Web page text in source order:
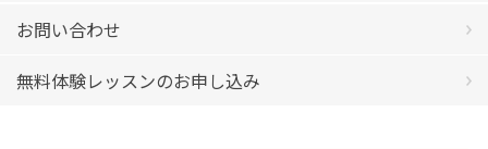
お問い合わせ
無料体験レッスンのお申し込み